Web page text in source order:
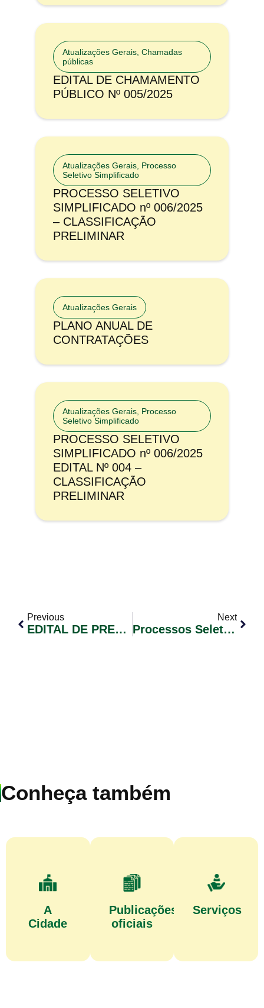
Atualizações Gerais Chamadas
públicas
EDITAL DE CHAMAMENTO
PÚBLICO Nº 005/2025
Atualizações Gerais Processo
Seletivo Simplificado
PROCESSO SELETIVO
SIMPLIFICADO nº 006/2025
– CLASSIFICAÇÃO
PRELIMINAR
Atualizações Gerais
PLANO ANUAL DE
CONTRATAÇÕES
Atualizações Gerais Processo
Seletivo Simplificado
PROCESSO SELETIVO
SIMPLIFICADO nº 006/2025
EDITAL Nº 004 –
CLASSIFICAÇÃO
PRELIMINAR
Previous
EDITAL DE PREGÃO PRESENCIAL Nº 040/2020
Next
Processos Seletivos Simplificados 2020
Conheça também
A
Cidade
Publicações
oficiais
Serviços